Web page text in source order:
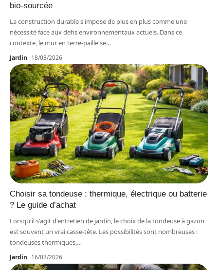
bio-sourcée
La construction durable s'impose de plus en plus comme une
nécessité face aux défis environnementaux actuels. Dans ce
contexte, le mur en terre-paille se…
Jardin 18/03/2026
Choisir sa tondeuse : thermique, électrique ou batterie
? Le guide d’achat
Lorsqu'il s'agit d'entretien de jardin, le choix de la tondeuse à gazon
est souvent un vrai casse-tête. Les possibilités sont nombreuses :
tondeuses thermiques,…
Jardin 16/03/2026